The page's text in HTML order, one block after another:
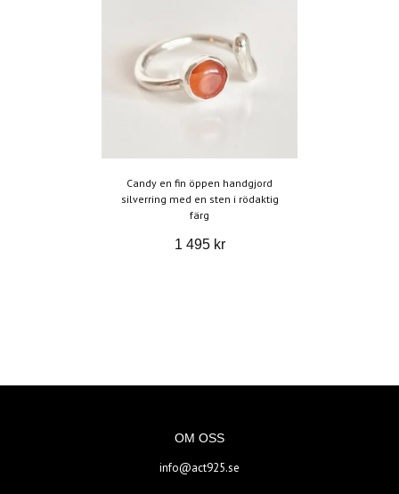
Candy en fin öppen handgjord
silverring med en sten i rödaktig
färg
1 495 kr
OM OSS
info@act925.se